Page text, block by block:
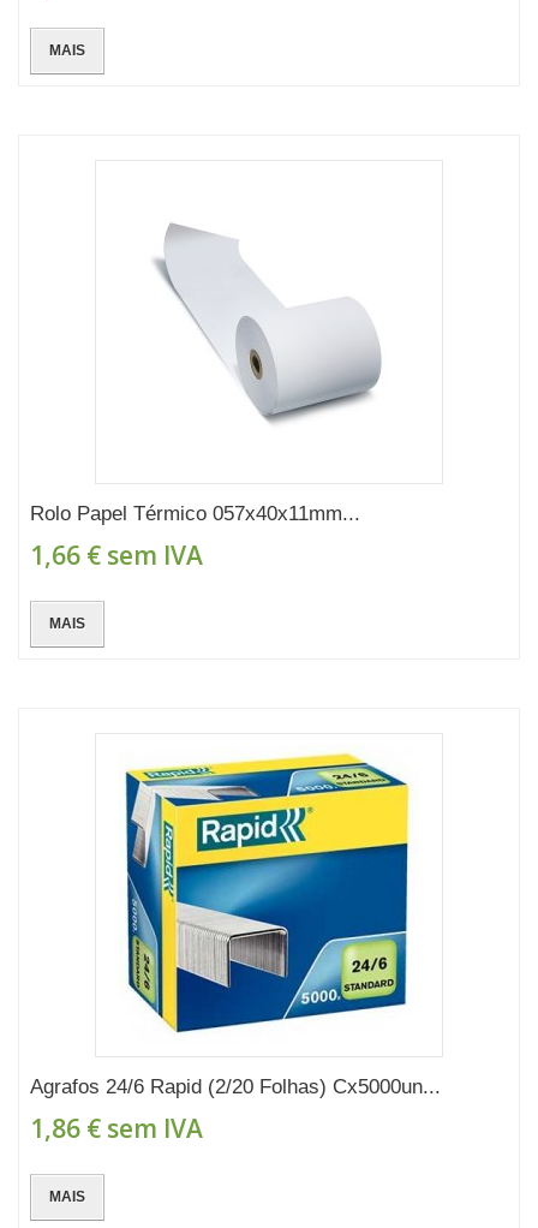
MAIS
Rolo Papel Térmico 057x40x11mm...
1,66 € sem IVA
MAIS
Agrafos 24/6 Rapid (2/20 Folhas) Cx5000un...
1,86 € sem IVA
MAIS